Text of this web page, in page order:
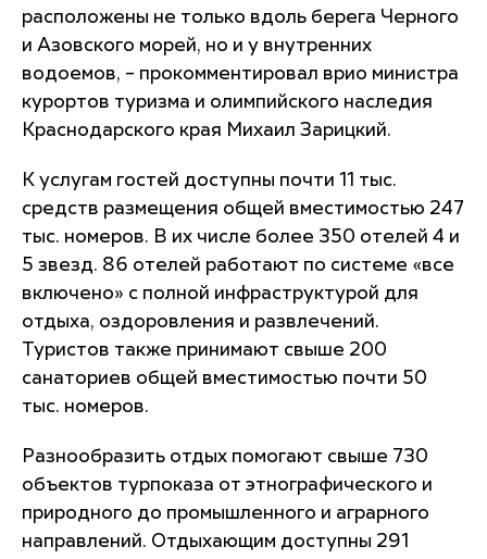
расположены не только вдоль берега Черного
и Азовского морей, но и у внутренних
водоемов, – прокомментировал врио министра
курортов туризма и олимпийского наследия
Краснодарского края Михаил Зарицкий.
К услугам гостей доступны почти 11 тыс.
средств размещения общей вместимостью 247
тыс. номеров. В их числе более 350 отелей 4 и
5 звезд. 86 отелей работают по системе «все
включено» с полной инфраструктурой для
отдыха, оздоровления и развлечений.
Туристов также принимают свыше 200
санаториев общей вместимостью почти 50
тыс. номеров.
Разнообразить отдых помогают свыше 730
объектов турпоказа от этнографического и
природного до промышленного и аграрного
направлений. Отдыхающим доступны 291